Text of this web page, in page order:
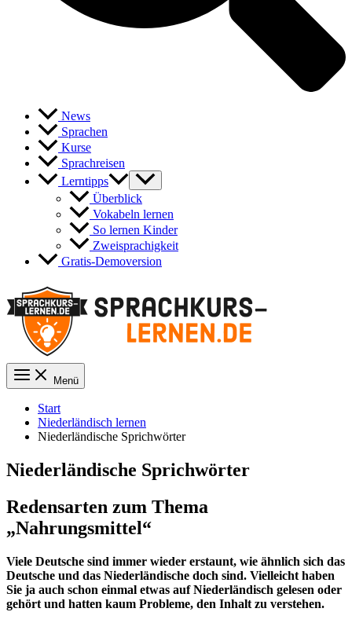
News
Sprachen
Kurse
Sprachreisen
Lerntipps
Überblick
Vokabeln lernen
So lernen Kinder
Zweisprachigkeit
Gratis-Demoversion
Menü
Start
Niederländisch lernen
Niederländische Sprichwörter
Niederländische Sprichwörter
Redensarten zum Thema
„Nahrungsmittel“
Viele Deutsche sind immer wieder erstaunt, wie ähnlich sich das
Deutsche und das Niederländische doch sind. Vielleicht haben
Sie ja auch schon einmal etwas auf Niederländisch gelesen oder
gehört und hatten kaum Probleme, den Inhalt zu verstehen.